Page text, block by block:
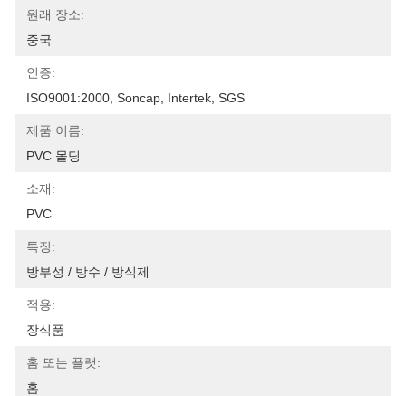
원래 장소:
중국
인증:
ISO9001:2000, Soncap, Intertek, SGS
제품 이름:
PVC 몰딩
소재:
PVC
특징:
방부성 / 방수 / 방식제
적용:
장식품
홈 또는 플랫:
홈